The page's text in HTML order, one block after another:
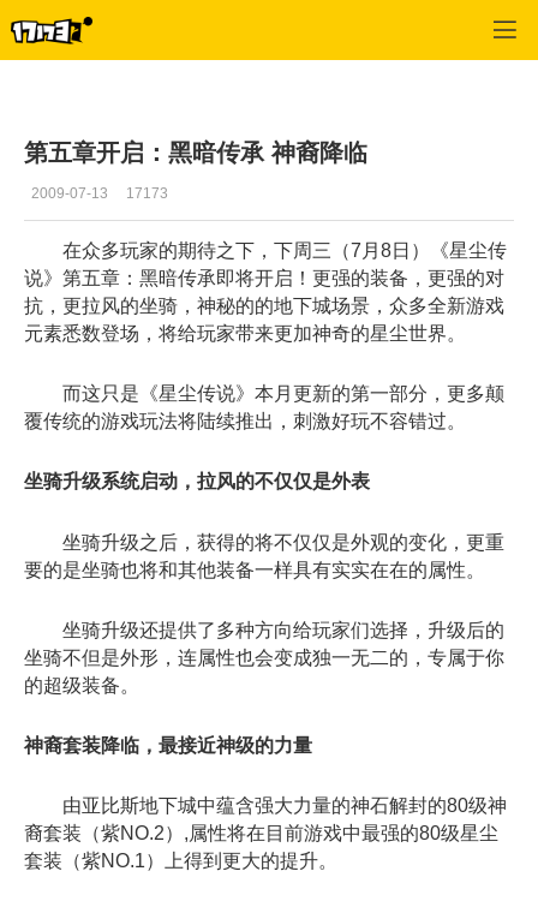
第五章开启：黑暗传承 神裔降临
2009-07-13 17173
在众多玩家的期待之下，下周三（7月8日）《星尘传
说》第五章：黑暗传承即将开启！更强的装备，更强的对
抗，更拉风的坐骑，神秘的的地下城场景，众多全新游戏
元素悉数登场，将给玩家带来更加神奇的星尘世界。
而这只是《星尘传说》本月更新的第一部分，更多颠
覆传统的游戏玩法将陆续推出，刺激好玩不容错过。
坐骑升级系统启动，拉风的不仅仅是外表
坐骑升级之后，获得的将不仅仅是外观的变化，更重
要的是坐骑也将和其他装备一样具有实实在在的属性。
坐骑升级还提供了多种方向给玩家们选择，升级后的
坐骑不但是外形，连属性也会变成独一无二的，专属于你
的超级装备。
神裔套装降临，最接近神级的力量
由亚比斯地下城中蕴含强大力量的神石解封的80级神
裔套装（紫NO.2）,属性将在目前游戏中最强的80级星尘
套装（紫NO.1）上得到更大的提升。